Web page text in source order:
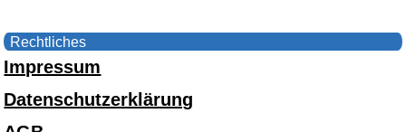
Rechtliches
Impressum
Datenschutzerklärung